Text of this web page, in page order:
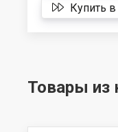
Купить
Товары из